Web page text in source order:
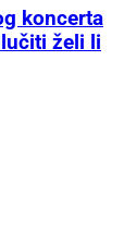
koncerta
želi li